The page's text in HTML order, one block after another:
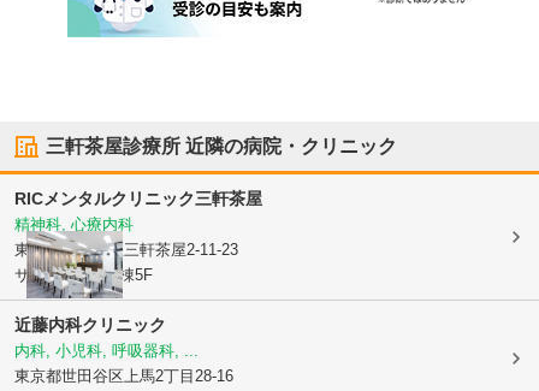
三軒茶屋診療所 近隣の病院・クリニック
RICメンタルクリニック三軒茶屋
精神科, 心療内科
東京都世田谷区三軒茶屋2-11-23
サンタワーズB棟5F
近藤内科クリニック
内科, 小児科, 呼吸器科, ...
東京都世田谷区上馬2丁目28-16